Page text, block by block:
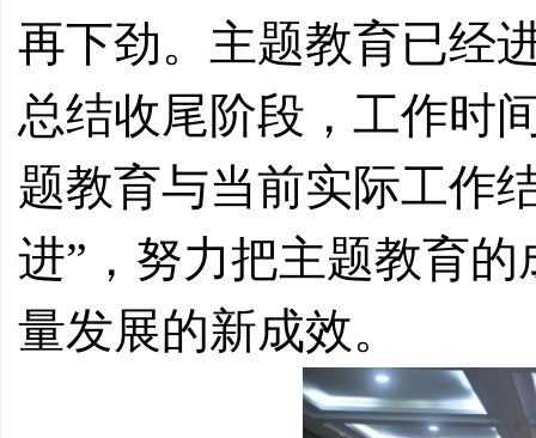
再下劲。主题教育已经
总结收尾阶段，工作时
题教育与当前实际工作
进”，努力把主题教育
量发展的新成效。